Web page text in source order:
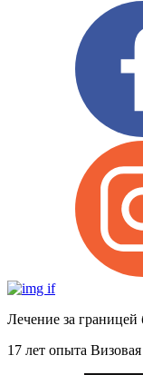
Лечение за границей
17 лет опыта